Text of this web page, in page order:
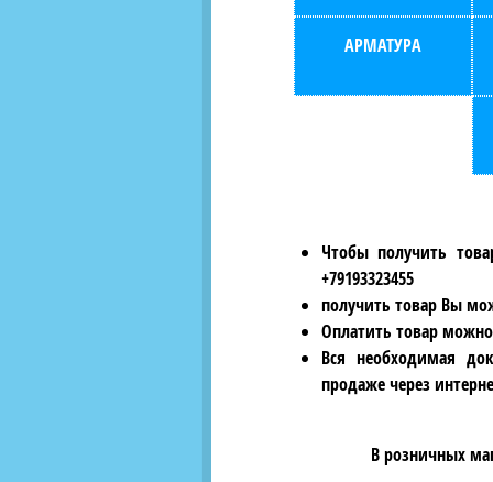
АРМАТУРА
Чтобы получить
+79193323455
получить товар Вы
Оплатить товар
Вся необходимая
продаже через
В розничных